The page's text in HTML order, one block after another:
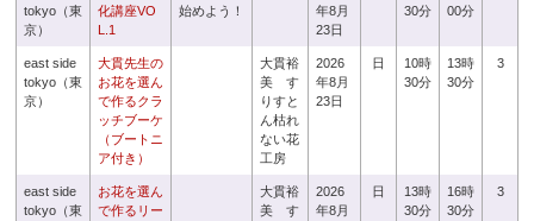
tokyo（東
京）
化講座VO
L.1
始めよう！
年8月
23日
30分
00分
east side
tokyo（東
京）
大貫先生の
お花を選ん
で作るクラ
ッチブーケ
（ブートニ
ア付き）
大貫裕
美 す
りすと
ん枯れ
ない花
工房
2026
年8月
23日
日
10時
30分
13時
30分
3
east side
tokyo（東
お花を選ん
で作るリー
大貫裕
美 す
2026
年8月
日
13時
30分
16時
30分
3